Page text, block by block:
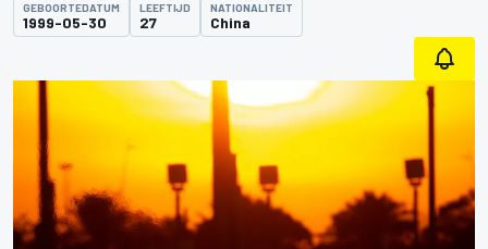
GEBOORTEDATUM
1999-05-30
LEEFTIJD
27
NATIONALITEIT
China